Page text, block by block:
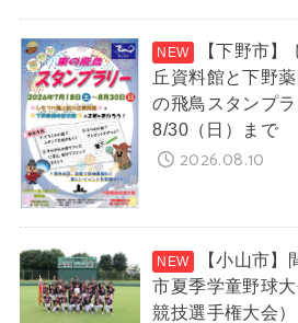
【下野市
丘資料館と下野
の飛鳥スタンプ
8/30（日）まで
2026.08.10
【小山市
市夏季学童野球
競技選手権大会）